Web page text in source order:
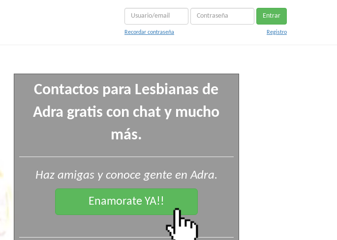
Entrar
Recordar contraseña Registro
Contactos para Lesbianas de
Adra gratis con chat y mucho
más.
Haz amigas y conoce gente en Adra.
Enamorate YA!!